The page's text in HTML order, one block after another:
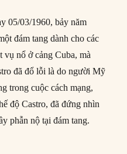
05/03/1960, bảy năm
đám tang dành cho các
vụ nổ ở cảng Cuba, mà
đã đổ lỗi là do người Mỹ
trong cuộc cách mạng,
độ Castro, đã đứng nhìn
phẫn nộ tại đám tang.
đời bức ảnh mang tính biểu